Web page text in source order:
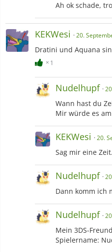
Ah ok schade,
KEKWesi 20.
Dratini und Aquana
1
Nudelhupf
Wann hast du
Mir würde es
KEKWesi 20.
Sag mir eine
Nudelhupf
Dann komm ich
Nudelhupf
Mein 3DS-
Spielername: